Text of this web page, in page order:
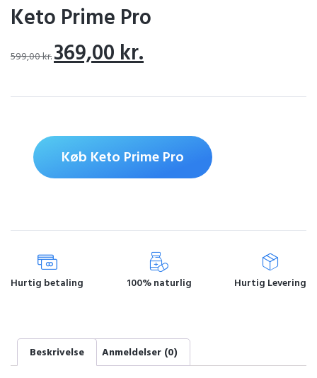
Keto Prime Pro
599,00kr.369,00kr.
Køb Keto Prime Pro
Hurtig betaling 100% naturlig Hurtig Levering
Beskrivelse Anmeldelser (0)